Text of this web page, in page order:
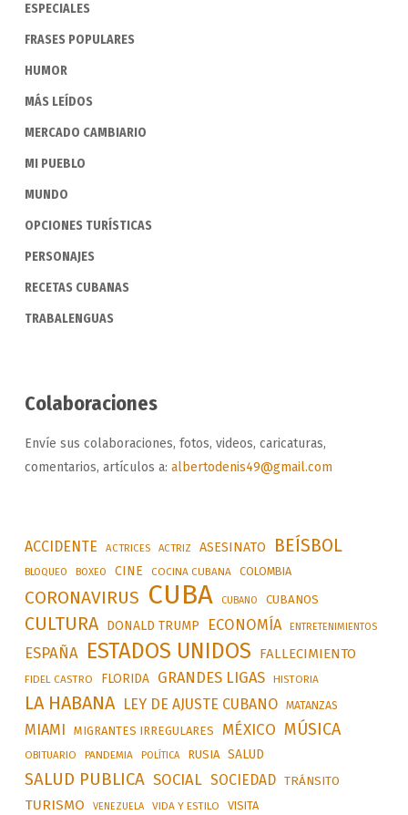
ESPECIALES
FRASES POPULARES
HUMOR
MÁS LEÍDOS
MERCADO CAMBIARIO
MI PUEBLO
MUNDO
OPCIONES TURÍSTICAS
PERSONAJES
RECETAS CUBANAS
TRABALENGUAS
Colaboraciones
Envíe sus colaboraciones, fotos, videos, caricaturas,
comentarios, artículos a: albertodenis49@gmail.com
ACCIDENTE ACTRICES ACTRIZ ASESINATO BEÍSBOL
BLOQUEO BOXEO CINE COCINA CUBANA COLOMBIA
CORONAVIRUS CUBA CUBANO CUBANOS
CULTURA DONALD TRUMP ECONOMÍA ENTRETENIMIENTOS
ESPAÑA ESTADOS UNIDOS FALLECIMIENTO
FIDEL CASTRO FLORIDA GRANDES LIGAS HISTORIA
LA HABANA LEY DE AJUSTE CUBANO MATANZAS
MIAMI MIGRANTES IRREGULARES MÉXICO MÚSICA
OBITUARIO PANDEMIA POLÍTICA RUSIA SALUD
SALUD PUBLICA SOCIAL SOCIEDAD TRÁNSITO
TURISMO VENEZUELA VIDA Y ESTILO VISITA